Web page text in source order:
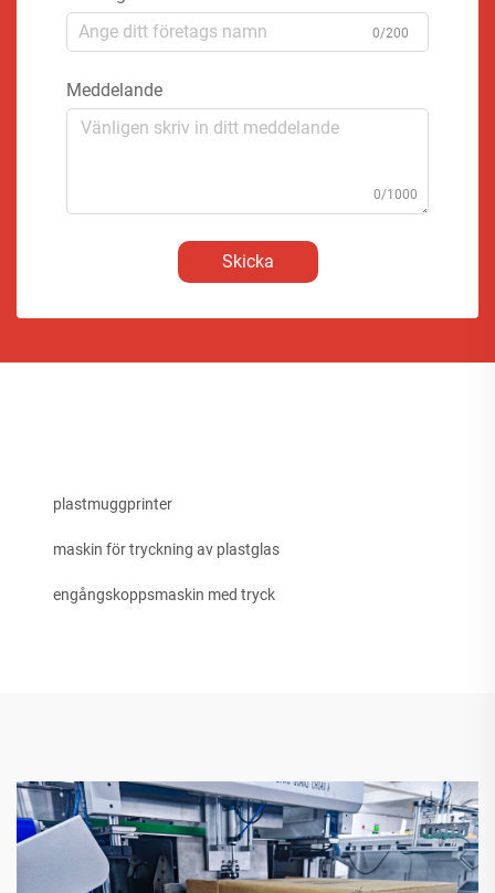
0/200
Meddelande
0/1000
Skicka
plastmuggprinter
maskin för tryckning av plastglas
engångskoppsmaskin med tryck